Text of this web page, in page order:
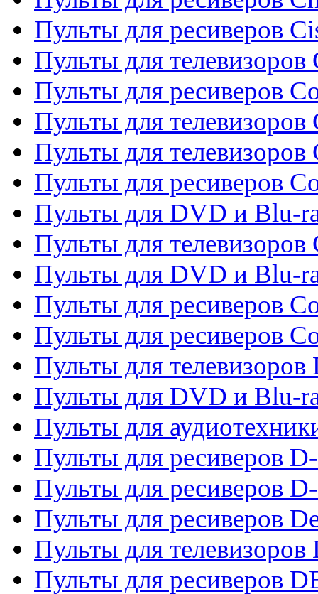
Пульты для ресиверов
Пульты для телевизоров
Пульты для ресиверов
Пульты для телевизоров
Пульты для телевизоров
Пульты для ресиверов
Пульты для DVD и Blu-
Пульты для телевизоров
Пульты для DVD и Blu-
Пульты для ресиверов
Пульты для ресиверов
Пульты для телевизоров
Пульты для DVD и Blu-
Пульты для
Пульты для ресиверов
Пульты для ресиверов
Пульты для ресиверов
Пульты для телевизоров
Пульты для ресиверов